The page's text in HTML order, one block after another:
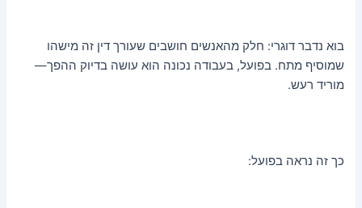
בוא נדבר דוגרי: חלק מהאנשים חושבים שעורך דין זה מישהו
שמוסיף מתח. בפועל, בעבודה נכונה הוא עושה בדיוק ההפך—
מוריד רעש.
כך זה נראה בפועל: